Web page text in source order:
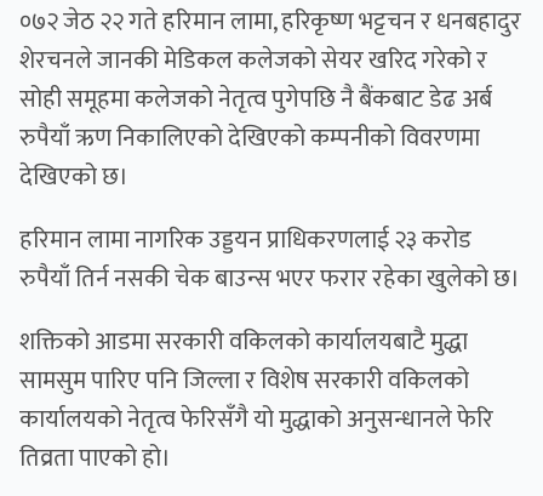
०७२ जेठ २२ गते हरिमान लामा, हरिकृष्ण भट्टचन र धनबहादुर
शेरचनले जानकी मेडिकल कलेजको सेयर खरिद गरेको र
सोही समूहमा कलेजको नेतृत्व पुगेपछि नै बैंकबाट डेढ अर्ब
रुपैयाँ ऋण निकालिएको देखिएको कम्पनीको विवरणमा
देखिएको छ।
हरिमान लामा नागरिक उड्डयन प्राधिकरणलाई २३ करोड
रुपैयाँ तिर्न नसकी चेक बाउन्स भएर फरार रहेका खुलेको छ।
शक्तिको आडमा सरकारी वकिलको कार्यालयबाटै मुद्धा
सामसुम पारिए पनि जिल्ला र विशेष सरकारी वकिलको
कार्यालयको नेतृत्व फेरिसँगै यो मुद्धाको अनुसन्धानले फेरि
तिव्रता पाएको हो।